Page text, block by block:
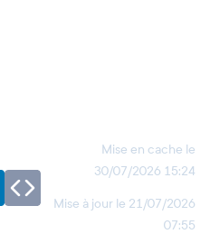
Mise en cache le
30/07/2026 15:24
Mise à jour le 21/07/2026
07:55